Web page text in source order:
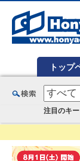
トップ
注目のキー
ど在庫も充実